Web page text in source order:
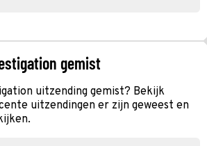
gemist
uitzending gemist? Bekijk
uitzendingen er zijn geweest en